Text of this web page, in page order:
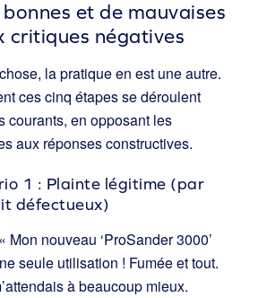
et de mauvaises
critiques négatives
la pratique en est une autre.
ces cinq étapes se déroulent
courants, en opposant les
aux réponses constructives.
1 : Plainte légitime (par
défectueux)
« Mon nouveau ‘ProSander 3000’
seule utilisation ! Fumée et tout.
à beaucoup mieux.